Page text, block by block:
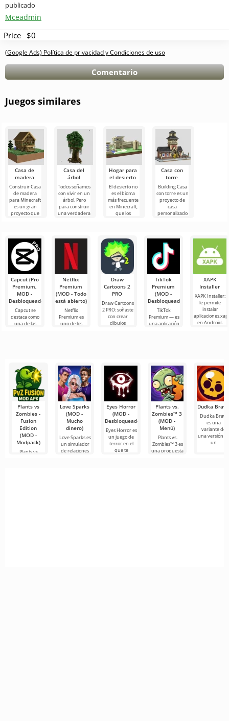
publicado
Mceadmin
Price $0
(Google Ads) Política de privacidad y Condiciones de uso
Comentario
Juegos similares
Casa de
madera
Construir Casa
de madera
para Minecraft
es un gran
proyecto que
Casa del
árbol
Todos soñamos
con vivir en un
árbol. Pero
para construir
una verdadera
Hogar para
el desierto
El desierto no
es el bioma
más frecuente
en Minecraft,
que los
Casa con
torre
Building Casa
con torre es un
proyecto de
casa
personalizado
Capcut (Pro
Premium,
MOD -
Desbloqueado)
Capcut se
destaca como
una de las
Netflix
Premium
(MOD - Todo
está abierto)
Netflix
Premium es
uno de los
Draw
Cartoons 2
PRO
Draw Cartoons
2 PRO: soñaste
con crear
dibujos
TikTok
Premium
(MOD -
Desbloqueado)
TikTok
Premium — es
una aplicación
XAPK
Installer
XAPK Installer:
le permite
instalar
en Android.
Plants vs
Zombies -
Fusion
Edition
(MOD -
Modpack)
Plants vs
Love Sparks
(MOD -
Mucho
dinero)
Love Sparks es
un simulador
de relaciones
Eyes Horror
(MOD -
Desbloqueado)
Eyes Horror es
un juego de
terror en el
que te
Plants vs.
Zombies™ 3
(MOD -
Menú)
Plants vs.
Zombies™ 3 es
una propuesta
Dudka Brawl
Dudka Brawl
es una
variante de
una versión
un